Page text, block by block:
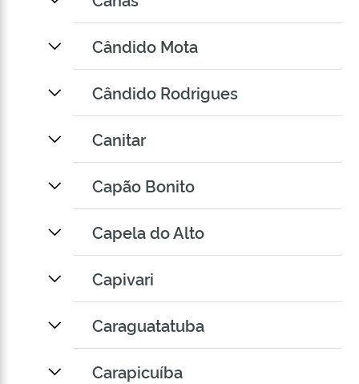
Cândido Mota
Cândido Rodrigues
Canitar
Capão Bonito
Capela do Alto
Capivari
Caraguatatuba
Carapicuíba